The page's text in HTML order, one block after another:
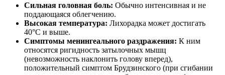
Сильная головная боль: Обычно интенсивная и не
поддающаяся облегчению.
Высокая температура: Лихорадка может достигать
40°C и выше.
Симптомы менингеального раздражения: К ним
относятся ригидность затылочных мышц
(невозможность наклонить голову вперед),
положительный симптом Брудзинского (при сгибании